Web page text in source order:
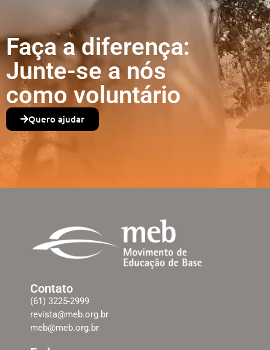
Faça a diferença:
Junte-se a nós
como voluntário
Quero ajudar
Contato
(61) 3225-2999
revista@meb.org.br
meb@meb.org.br